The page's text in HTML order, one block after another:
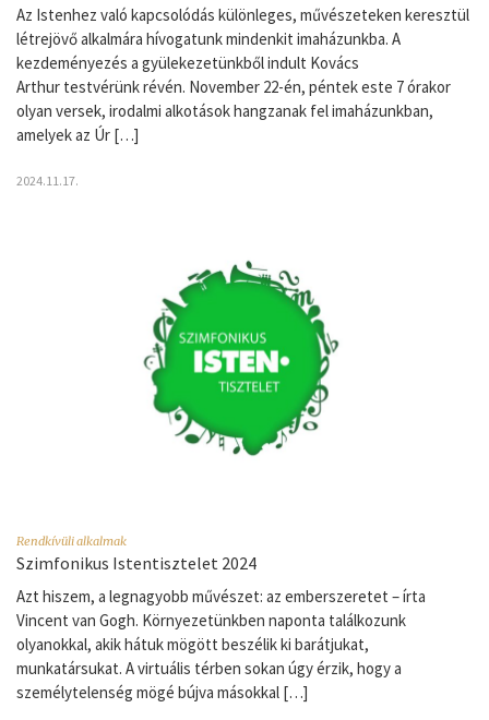
Az Istenhez való kapcsolódás különleges, művészeteken keresztül
létrejövő alkalmára hívogatunk mindenkit imaházunkba. A
kezdeményezés a gyülekezetünkből indult Kovács
Arthur testvérünk révén. November 22-én, péntek este 7 órakor
olyan versek, irodalmi alkotások hangzanak fel imaházunkban,
amelyek az Úr […]
2024.11.17.
Rendkívüli alkalmak
Szimfonikus Istentisztelet 2024
Azt hiszem, a legnagyobb művészet: az emberszeretet – írta
Vincent van Gogh. Környezetünkben naponta találkozunk
olyanokkal, akik hátuk mögött beszélik ki barátjukat,
munkatársukat. A virtuális térben sokan úgy érzik, hogy a
személytelenség mögé bújva másokkal […]